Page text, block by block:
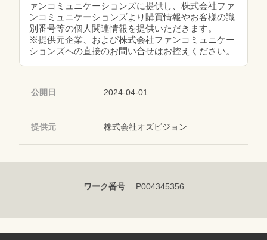
ァンコミュニケーションズに提供し、株式会社ファ
ンコミュニケーションズより購買情報やお客様の識
別番号等の個人関連情報を提供いただきます。
※提供元企業、および株式会社ファンコミュニケー
ションズへの直接のお問い合せはお控えください。
公開日 2024-04-01
提供元 株式会社オズビジョン
ワーク番号 P004345356